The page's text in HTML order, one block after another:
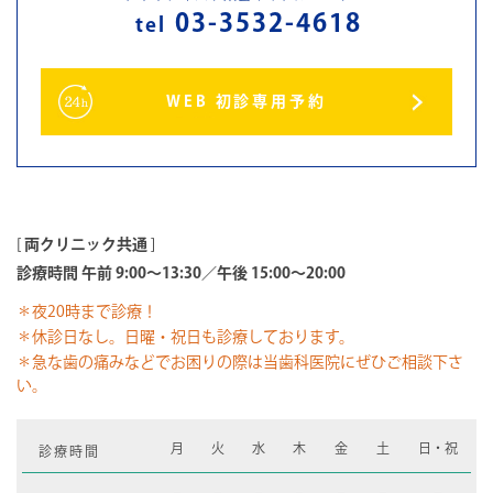
tel 03-3532-4618
WEB 初診専用予約
[ 両クリニック共通 ]
診療時間 午前 9:00～13:30／午後 15:00～20:00
＊夜20時まで診療！
＊休診日なし。日曜・祝日も診療しております。
＊急な歯の痛みなどでお困りの際は当歯科医院にぜひご相談下さ
い。
診療時間 月 火 水 木 金 土 日・祝